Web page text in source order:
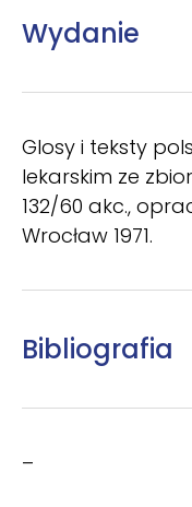
Wydanie
Glosy i teksty
lekarskim ze
132/60 akc.,
Wrocław 1971.
Bibliografia
–